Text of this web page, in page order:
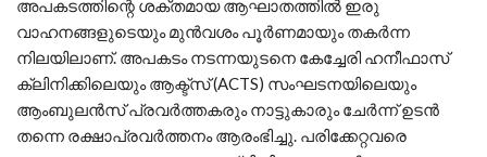
അപകടത്തിന്റെ ശക്തമായ ആഘാതത്തിൽ ഇരു
വാഹനങ്ങളുടെയും മുൻവശം പൂർണമായും തകർന്ന
നിലയിലാണ്. അപകടം നടന്നയുടനെ കേച്ചേരി ഹനീഫാസ്
ക്ലിനിക്കിലെയും ആക്ട്സ് (ACTS) സംഘടനയിലെയും
ആംബുലൻസ് പ്രവർത്തകരും നാട്ടുകാരും ചേർന്ന് ഉടൻ
തന്നെ രക്ഷാപ്രവർത്തനം ആരംഭിച്ചു. പരിക്കേറ്റവരെ